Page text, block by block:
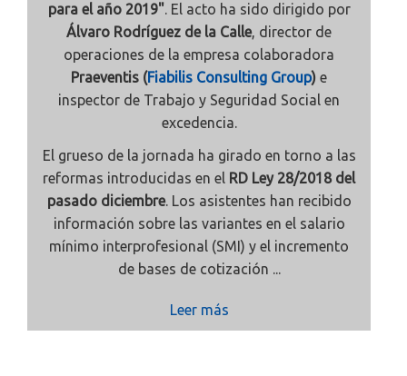
para el año 2019". El acto ha sido dirigido por
Álvaro Rodríguez de la Calle, director de
operaciones de la empresa colaboradora
Praeventis (Fiabilis Consulting Group) e
inspector de Trabajo y Seguridad Social en
excedencia.
El grueso de la jornada ha girado en torno a las
reformas introducidas en el RD Ley 28/2018 del
pasado diciembre. Los asistentes han recibido
información sobre las variantes en el salario
mínimo interprofesional (SMI) y el incremento
de bases de cotización ...
Leer más